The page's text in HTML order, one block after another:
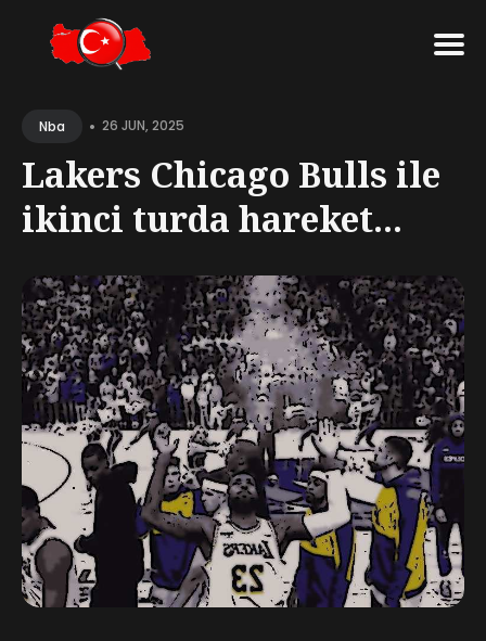
forNba • 26 JUN, 2025
Lakers Chicago Bulls ile
ikinci turda hareket...